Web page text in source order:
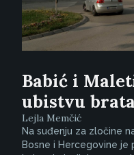
Babić i
ubistvu brata
Lejla Memčić
Na suđenju za zločine
Bosne i Hercegovine je